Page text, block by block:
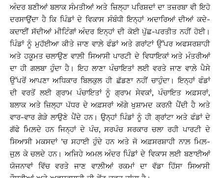
ਅੰਦਰ ਬਣੀਆਂ ਬਲਾਕ ਸੰਮਤੀਆਂ ਅਤੇ ਜ਼ਿਲ੍ਹਾ ਪਰਿਸ਼ਦਾਂ ਦਾ ਤਜ਼ਰਬਾ ਵੀ ਇਹੋ
ਦਰਸਾਉਂਦਾ ਹੈ ਕਿ ਪਿੰਡਾਂ ਦੇ ਵਿਕਾਸ ਸੰਬੰਧੀ ਇਨ੍ਹਾਂ ਅਦਾਰਿਆਂ ਦੀਆਂ ਕਦੇ-
ਕਦਾਈਂ ਸੱਦੀਆਂ ਮੀਟਿੰਗਾਂ ਅੰਦਰ ਇਨ੍ਹਾਂ ਦੀ ਕੋਈ ਪੁੱਛ-ਪਰਤੀਤ ਨਹੀਂ ਹੋਈ।
ਪਿੰਡਾਂ ਨੂੰ ਮੁਹੱਈਆ ਕੀਤੇ ਜਾਣ ਵਾਲ਼ੇ ਫੰਡਾਂ ਅਤੇ ਗਰਾਂਟਾਂ ਉੱਪਰ ਅਫਸਰਸ਼ਾਹੀ
ਅਤੇ ਹਕੂਮਤ ਚਲਾਉਣ ਵਾਲ਼ੀ ਸਿਆਸੀ ਪਾਰਟੀ ਦੇ ਵਿਧਾਇਕਾਂ ਅਤੇ ਮੰਤਰੀਆਂ
ਦਾ ਹੀ ਗਲਬਾ ਹੁੰਦਾ ਹੈ। ਇਹ ਲਾਣਾ ਪੰਚਾਇਤਾਂ ਲਈ ਵਰਤੇ ਜਾਣ ਵਾਲ਼ੇ ਪੈਸੇ
ਉੱਪਰੋਂ ਆਪਣਾ ਅਧਿਕਾਰ ਬਿਲਕੁਲ ਹੀ ਛੱਡਣਾ ਨਹੀਂ ਚਾਹੁੰਦਾ। ਇਨ੍ਹਾਂ ਫੰਡਾਂ
ਦੀ ਵਰਤੋਂ ਲਈ ਗ੍ਰਾਮ ਪੰਚਾਇਤਾਂ ਨੂੰ ਗ੍ਰਾਮ ਸੇਵਕਾਂ, ਪੰਚਾਇਤ ਅਫ਼ਸਰਾਂ,
ਬਲਾਕ ਅਤੇ ਜ਼ਿਲ੍ਹਾ ਪੱਧਰ ਦੇ ਅਫ਼ਸਰਾਂ ਅੱਗੇ ਖੁਸ਼ਾਮਦ ਕਰਨੀ ਪੈਂਦੀ ਹੈ ਅਤੇ
ਵਾਰ-ਵਾਰ ਗੇੜੇ ਲਾਉਣੇ ਪੈਂਦੇ ਹਨ। ਉਨ੍ਹਾਂ ਪਿੰਡਾਂ ਨੂੰ ਹੀ ਗ੍ਰਾਂਟਾ ਅਤੇ ਫੰਡਾਂ ਦੇ
ਗੱਫੇ ਮਿਲ਼ਦੇ ਹਨ ਜਿਨ੍ਹਾਂ ਦੇ ਪੰਚ, ਸਰਪੰਚ ਸਰਕਾਰ ਚਲਾ ਰਹੀ ਪਾਰਟੀ ਦੇ
ਸਿਆਸੀ ਮਕਸਦਾਂ ’ਚ ਸਹਾਈ ਹੁੰਦੇ ਹਨ ਅਤੇ ਜੋ ਅਫ਼ਸਰਸ਼ਾਹੀ ਨਾਲ਼ ਮਿਲ਼-
ਜੁਲ਼ ਕੇ ਚਲਦੇ ਹਨ। ਅਜਿਹੇ ਅਮਲ ਅੰਦਰ ਪਿੰਡਾਂ ਦੇ ਵਿਕਾਸ ਲਈ ਬਣਾਈਆਂ
ਯੋਜਨਾਵਾਂ ਵਿੱਚ ਵਰਤੇ ਜਾਣ ਵਾਲ਼ੀਆਂ ਰਕਮਾਂ ਦਾ ਵੱਡਾ ਹਿੱਸਾ ਸਿਆਸੀ